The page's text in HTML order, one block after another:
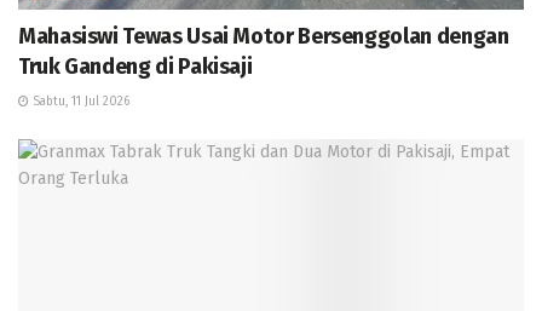
Mahasiswi Tewas Usai Motor Bersenggolan dengan
Truk Gandeng di Pakisaji
Sabtu, 11 Jul 2026